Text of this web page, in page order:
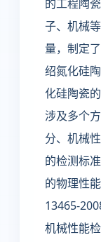
的工程陶
子、机械
量，制定
绍氮化硅
化硅陶瓷
涉及多个
分、机械
的检测标
的物理性
13465-
机械性能